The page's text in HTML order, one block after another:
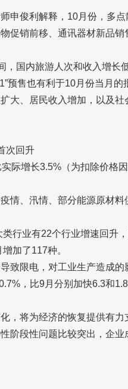
申俊利解释，10月份，多
促销前移、通讯器材新品
，国内旅游人次和收入增
预售也有利于10月份当月的
大、居民收入增加，以及
次回升
际增长3.5%（为扣除价格
情、汛情、部分能源原材
行业有22个行业增速回升
加了117种。
致限电，对工业生产造成
，比9月分别加快6.3和
，将为经济的恢复提供有
阶段性问题比较突出，企